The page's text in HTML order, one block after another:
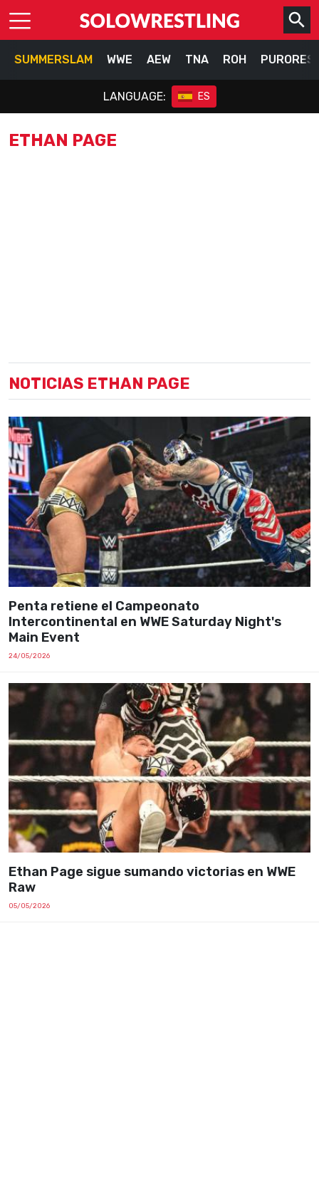
SUMMERSLAM WWE AEW TNA ROH
LANGUAGE: ES
ETHAN PAGE
NOTICIAS ETHAN PAGE
Penta retiene el Campeonato
Intercontinental en WWE Saturday Night's
Main Event
24/05/2026
Ethan Page sigue sumando victorias en WWE
Raw
05/05/2026